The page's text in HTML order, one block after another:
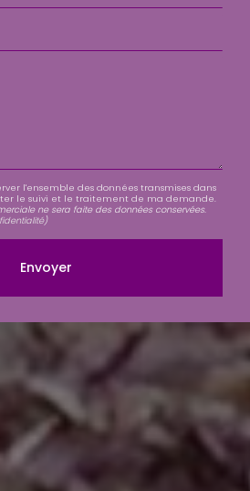
l'ensemble des données transmises dans
le suivi et le traitement de ma demande.
ne sera faite des données conservées.
)